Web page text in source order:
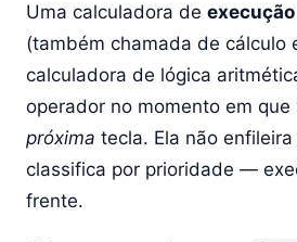
Uma calculadora de
(também chamada de cálculo
calculadora de lógica
operador no momento em que
próxima tecla. Ela não
classifica por prioridade —
frente.